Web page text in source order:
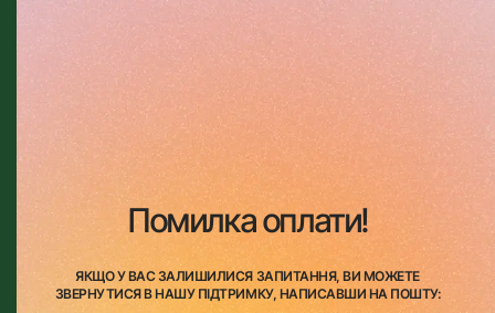
Помилка оплати!
ЯКЩО У ВАС ЗАЛИШИЛИСЯ ЗАПИТАННЯ, ВИ МОЖЕТЕ
ЗВЕРНУТИСЯ В НАШУ ПІДТРИМКУ, НАПИСАВШИ НА ПОШТУ: